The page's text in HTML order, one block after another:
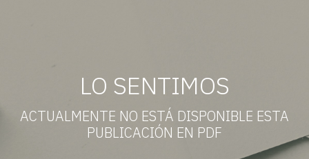
LO SENTIMOS
ACTUALMENTE NO ESTÁ DISPONIBLE ESTA
PUBLICACIÓN EN PDF